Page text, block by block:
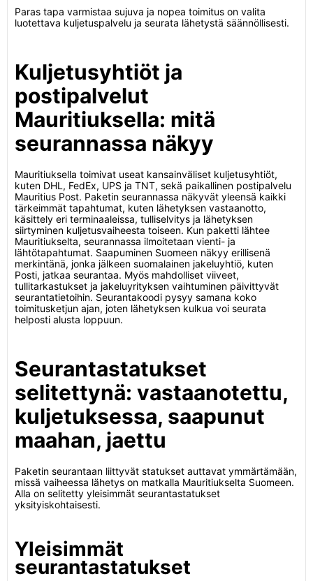
Paras tapa varmistaa sujuva ja nopea toimitus on valita
luotettava kuljetuspalvelu ja seurata lähetystä säännöllisesti.
Kuljetusyhtiöt ja
postipalvelut
Mauritiuksella: mitä
seurannassa näkyy
Mauritiuksella toimivat useat kansainväliset kuljetusyhtiöt,
kuten DHL, FedEx, UPS ja TNT, sekä paikallinen postipalvelu
Mauritius Post. Paketin seurannassa näkyvät yleensä kaikki
tärkeimmät tapahtumat, kuten lähetyksen vastaanotto,
käsittely eri terminaaleissa, tulliselvitys ja lähetyksen
siirtyminen kuljetusvaiheesta toiseen. Kun paketti lähtee
Mauritiukselta, seurannassa ilmoitetaan vienti- ja
lähtötapahtumat. Saapuminen Suomeen näkyy erillisenä
merkintänä, jonka jälkeen suomalainen jakeluyhtiö, kuten
Posti, jatkaa seurantaa. Myös mahdolliset viiveet,
tullitarkastukset ja jakeluyrityksen vaihtuminen päivittyvät
seurantatietoihin. Seurantakoodi pysyy samana koko
toimitusketjun ajan, joten lähetyksen kulkua voi seurata
helposti alusta loppuun.
Seurantastatukset
selitettynä: vastaanotettu,
kuljetuksessa, saapunut
maahan, jaettu
Paketin seurantaan liittyvät statukset auttavat ymmärtämään,
missä vaiheessa lähetys on matkalla Mauritiukselta Suomeen.
Alla on selitetty yleisimmät seurantastatukset
yksityiskohtaisesti.
Yleisimmät
seurantastatukset